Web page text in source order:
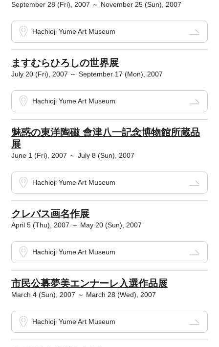
September 28 (Fri), 2007 ～ November 25 (Sun), 2007
Hachioji Yume Art Museum
ますむらひろしの世界展
July 20 (Fri), 2007 ～ September 17 (Mon), 2007
Hachioji Yume Art Museum
魅惑の東洋陶磁 會津八一記念博物館所蔵品
展
June 1 (Fri), 2007 ～ July 8 (Sun), 2007
Hachioji Yume Art Museum
クレパス画名作展
April 5 (Thu), 2007 ～ May 20 (Sun), 2007
Hachioji Yume Art Museum
市民公募夢美エンナーレ入選作品展
March 4 (Sun), 2007 ～ March 28 (Wed), 2007
Hachioji Yume Art Museum